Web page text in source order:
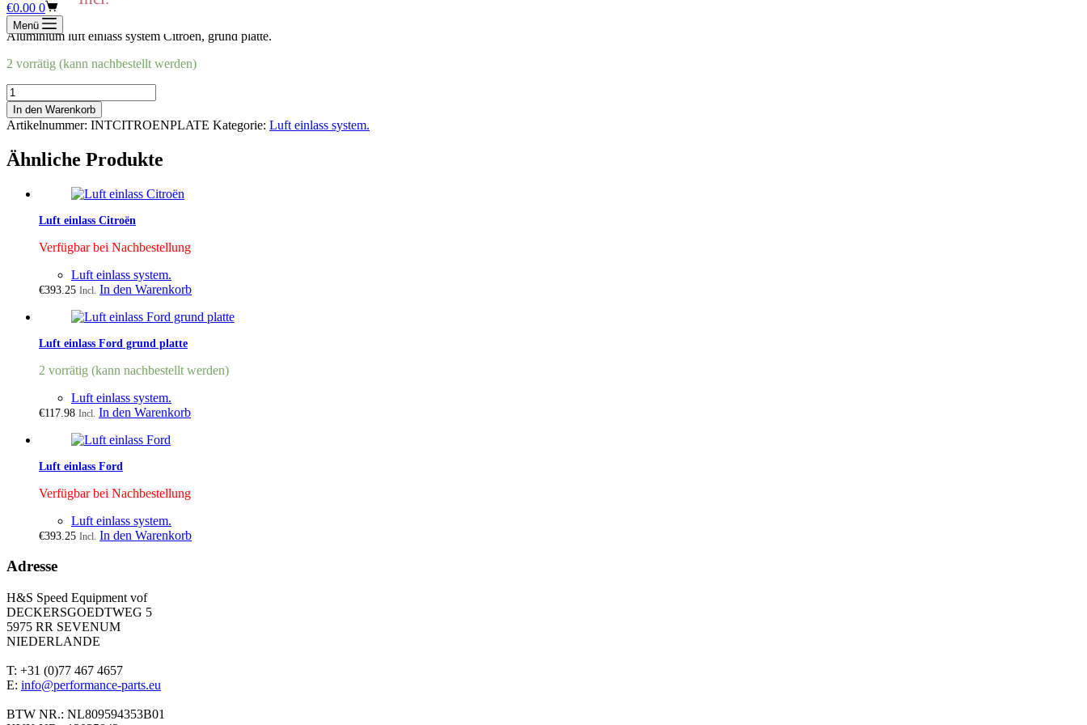
Warenkorb
€0.00 0
Menü
Aluminium luft einlass system Citroën, grund platte.
2 vorrätig (kann nachbestellt werden)
Luft
einlass
Citroën
grund
platte
Menge
In den Warenkorb
Artikelnummer: INTCITROENPLATE Kategorie: Luft einlass system.
Ähnliche Produkte
Luft einlass Citroën
Verfügbar bei Nachbestellung
Luft einlass system.
€393.25 Incl. In den Warenkorb
Luft einlass Ford grund platte
2 vorrätig (kann nachbestellt werden)
Luft einlass system.
€117.98 Incl. In den Warenkorb
Luft einlass Ford
Verfügbar bei Nachbestellung
Luft einlass system.
€393.25 Incl. In den Warenkorb
Adresse
H&S Speed Equipment vof
DECKERSGOEDTWEG 5
5975 RR SEVENUM
NIEDERLANDE
T: +31 (0)77 467 4657
E: info@performance-parts.eu
BTW NR.: NL809594353B01